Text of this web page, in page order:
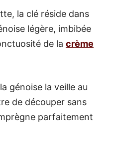
la clé réside dans
légère, imbibée
de la crème
génoise la veille au
de découper sans
parfaitement